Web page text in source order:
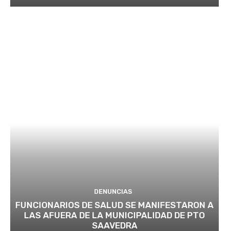
DENUNCIAS
FUNCIONARIOS DE SALUD SE MANIFESTARON A
LAS AFUERA DE LA MUNICIPALIDAD DE PTO
SAAVEDRA